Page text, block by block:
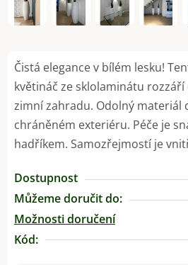
Čistá elegance v bílém lesku!
květináč ze sklolaminátu
zimní zahradu. Odolný materiál
chráněném exteriéru. Péče je
hadříkem. Samozřejmostí je
Dostupnost
Můžeme doručit do:
Možnosti doručení
Kód: